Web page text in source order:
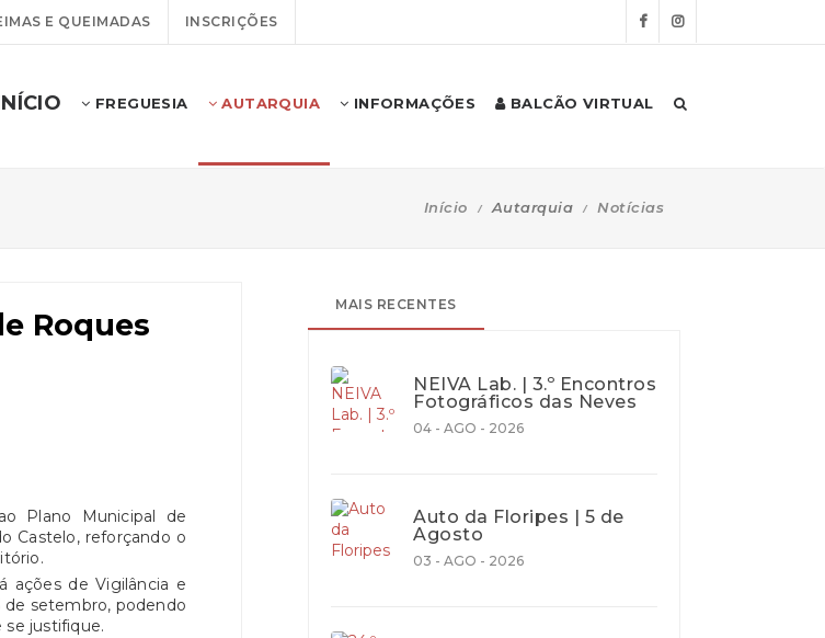
E QUEIMADAS INSCRIÇÕES
FREGUESIA AUTARQUIA INFORMAÇÕES BALCÃO VIRTUAL
Início Autarquia Notícias
Roques
Plano Municipal de
Castelo, reforçando o
ações de Vigilância e
de setembro, podendo
justifique.
MAIS RECENTES
NEIVA Lab. | 3.º Encontros
Fotográficos das Neves
04 - AGO - 2026
Auto da Floripes | 5 de
Agosto
03 - AGO - 2026